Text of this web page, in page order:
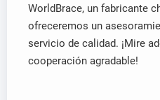
WorldBrace, un fabricante
ofreceremos un
servicio de calidad. ¡Mire
cooperación agradable!